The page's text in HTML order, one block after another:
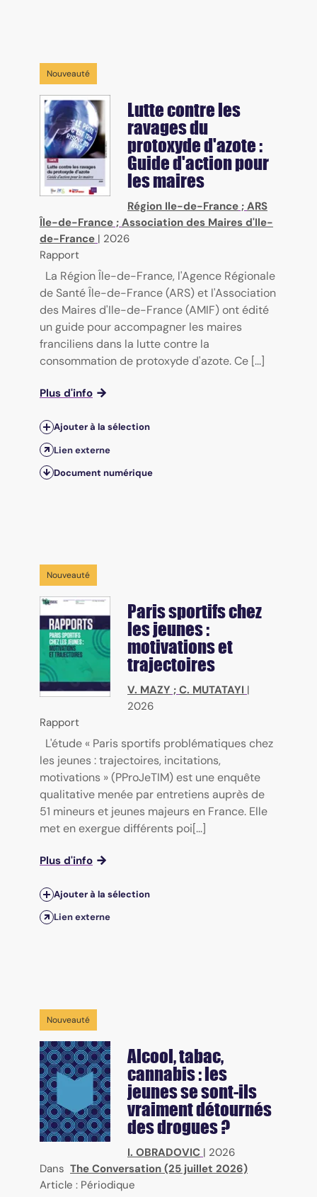
Nouveauté
Lutte contre les
ravages du
protoxyde d'azote :
Guide d'action pour
les maires
Région Ile-de-France ; ARS
Île-de-France ; Association des Maires d'Ile-
de-France | 2026
Rapport
La Région Île-de-France, l'Agence Régionale
de Santé Île-de-France (ARS) et l'Association
des Maires d'Ile-de-France (AMIF) ont édité
un guide pour accompagner les maires
franciliens dans la lutte contre la
consommation de protoxyde d'azote. Ce [...]
Plus d'info
Ajouter à la sélection
Lien externe
Document numérique
Nouveauté
Paris sportifs chez
les jeunes :
motivations et
trajectoires
V. MAZY ; C. MUTATAYI |
2026
Rapport
L'étude « Paris sportifs problématiques chez
les jeunes : trajectoires, incitations,
motivations » (PProJeTIM) est une enquête
qualitative menée par entretiens auprès de
51 mineurs et jeunes majeurs en France. Elle
met en exergue différents poi[...]
Plus d'info
Ajouter à la sélection
Lien externe
Nouveauté
Alcool, tabac,
cannabis : les
jeunes se sont-ils
vraiment détournés
des drogues ?
I. OBRADOVIC | 2026
Dans The Conversation (25 juillet 2026)
Article : Périodique